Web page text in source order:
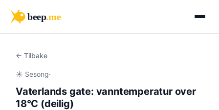
beep.me
← Tilbake
☀️ Sesong·
Vaterlands gate: vanntemperatur over
18°C (deilig)